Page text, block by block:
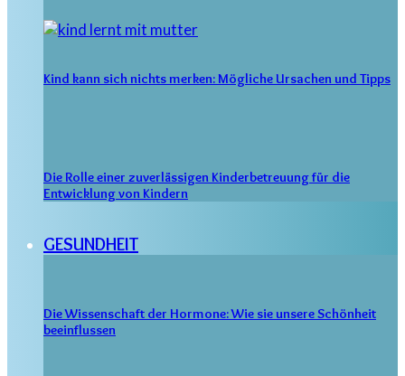
Kind kann sich nichts merken: Mögliche Ursachen und Tipps
Die Rolle einer zuverlässigen Kinderbetreuung für die
Entwicklung von Kindern
GESUNDHEIT
Die Wissenschaft der Hormone: Wie sie unsere Schönheit
beeinflussen